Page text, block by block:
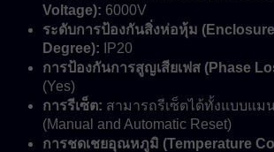
Voltage): 6000V
ระดับการป้องกันสิ่งห่อหุ้ม
Degree): IP20
การป้องกันการสูญเสียเฟส (Phase
(Yes)
การรีเซ็ต: สามารถรีเซ็ตได้ทั้งแบบแ
(Manual and Automatic Reset)
การชดเชยอุณหภูมิ (Temperature